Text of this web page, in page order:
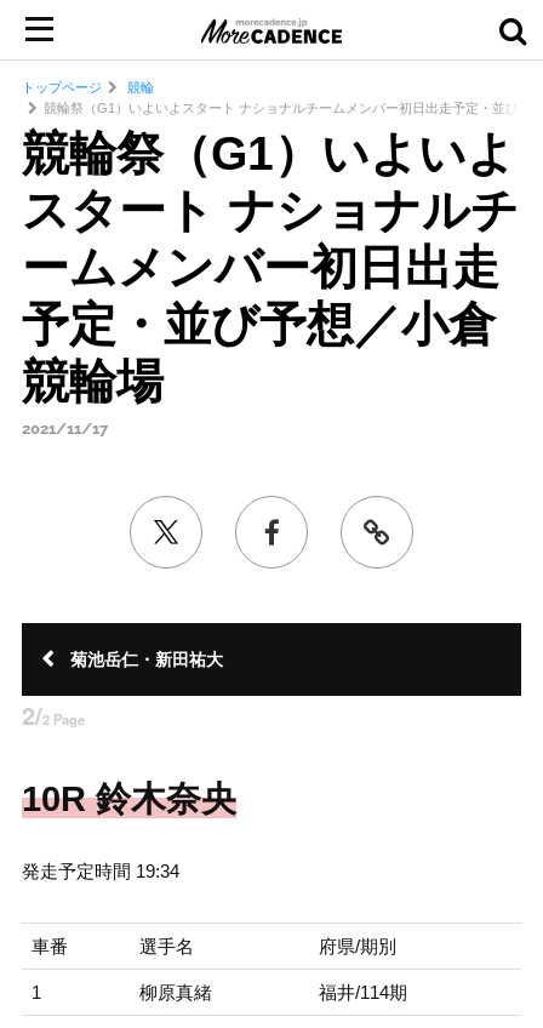
トップページ
競輪
競輪祭（G1）いよいよスタート ナショナルチームメンバー初日出走予定・並び予
競輪祭（G1）いよいよ
スタート ナショナルチ
ームメンバー初日出走
予定・並び予想／小倉
競輪場
2021/11/17
菊池岳仁・新田祐大
2/2 Page
10R 鈴木奈央
発走予定時間 19:34
車番 選手名 府県/期別
1 柳原真緒 福井/114期